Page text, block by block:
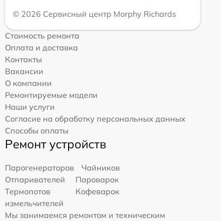
© 2026 Сервисный центр Morphy Richards
Стоимость ремонта
Оплата и доставка
Контакты
Вакансии
О компании
Ремонтируемые модели
Наши услуги
Согласие на обработку персональных данных
Способы оплаты
Ремонт устройств
Парогенераторов
Чайников
Отпаривателей
Пароварок
Термопотов
Кофеварок
измельчителей
Мы занимаемся ремонтом и техническим